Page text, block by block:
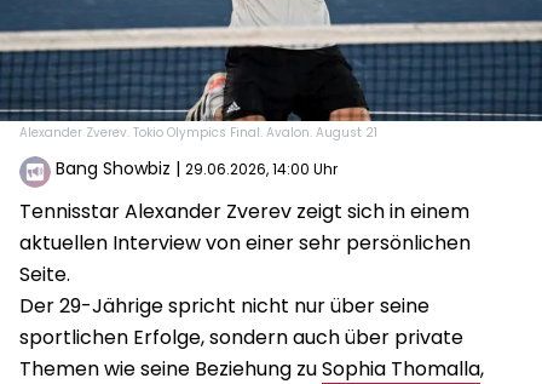
Alexander Zverev. Tokio Olympics Final. Avalon. August 21
Bang Showbiz | 29.06.2026, 14:00 Uhr
Tennisstar Alexander Zverev zeigt sich in einem
aktuellen Interview von einer sehr persönlichen
Seite.
Der 29-Jährige spricht nicht nur über seine
sportlichen Erfolge, sondern auch über private
Themen wie seine Beziehung zuSophia Thomalla,